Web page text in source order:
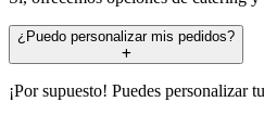
¿Puedo personalizar mis pedidos?
¡Por supuesto! Puedes personalizar